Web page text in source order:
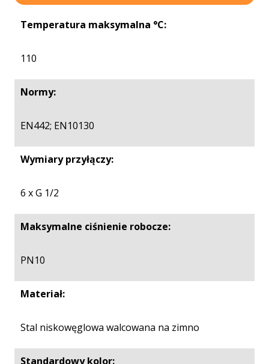
Temperatura maksymalna °C:
110
Normy:
EN442; EN10130
Wymiary przyłączy:
6 x G 1/2
Maksymalne ciśnienie robocze:
PN10
Materiał:
Stal niskowęglowa walcowana na zimno
Standardowy kolor: